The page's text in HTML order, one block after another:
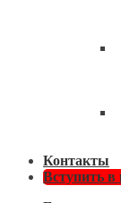
Контакты
Вступить в